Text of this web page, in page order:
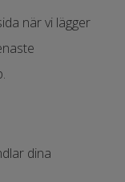
när vi lägger
dina